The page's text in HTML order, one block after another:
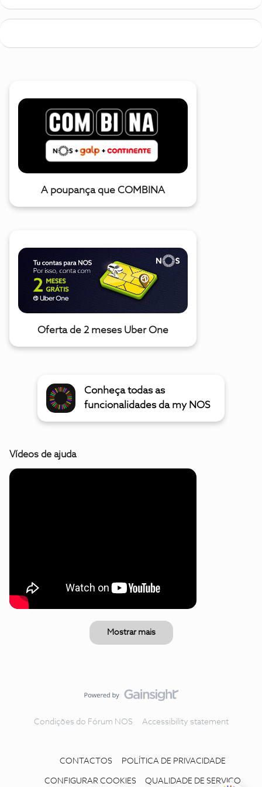
A poupança que COMBINA
Oferta de 2 meses Uber One
Conheça todas as
funcionalidades da my NOS
Vídeos de ajuda
Mostrar mais
Condições do Fórum NOS Accessibility statement
CONTACTOS POLÍTICA DE PRIVACIDADE
CONFIGURAR COOKIES QUALIDADE DE SERVIÇO